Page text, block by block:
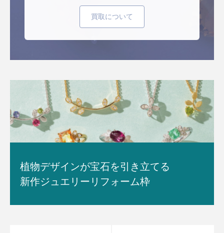
買取について
植物デザインが宝石を引き立てる
新作ジュエリーリフォーム枠